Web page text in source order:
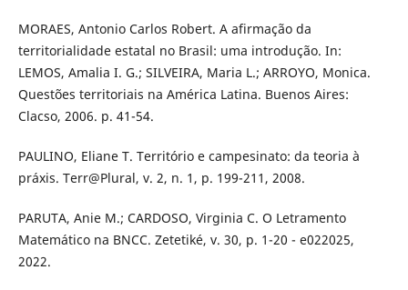
MORAES, Antonio Carlos Robert. A afirmação da
territorialidade estatal no Brasil: uma introdução. In:
LEMOS, Amalia I. G.; SILVEIRA, Maria L.; ARROYO, Monica.
Questões territoriais na América Latina. Buenos Aires:
Clacso, 2006. p. 41-54.
PAULINO, Eliane T. Território e campesinato: da teoria à
práxis. Terr@Plural, v. 2, n. 1, p. 199-211, 2008.
PARUTA, Anie M.; CARDOSO, Virginia C. O Letramento
Matemático na BNCC. Zetetiké, v. 30, p. 1-20 - e022025,
2022.